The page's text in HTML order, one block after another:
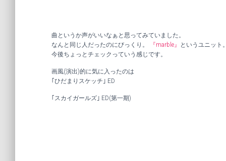
曲というか声がいいなぁと思ってみていました。
なんと同じ人だったのにびっくり。
『marble』
というユニット。
今後ちょっとチェックっていう感じです。
画風(演出)的に気に入ったのは
｢ひだまりスケッチ｣ ED
｢スカイガールズ｣ ED(第一期)